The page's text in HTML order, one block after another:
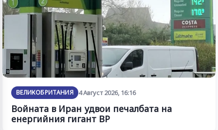
ВЕЛИКОБРИТАНИЯ 4 Август 2026, 16:16
Войната в Иран удвои печалбата на
енергийния гигант BP